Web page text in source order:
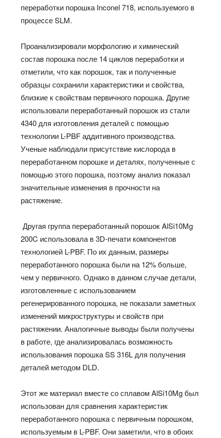
переработки порошка Inconel 718, используемого в
процессе SLM.
Проанализировали морфологию и химический
состав порошка после 14 циклов переработки и
отметили, что как порошок, так и полученные
образцы сохранили характеристики и свойства,
близкие к свойствам первичного порошка. Другие
использовали переработанный порошок из стали
4340 для изготовления деталей с помощью
технологии L-PBF аддитивного производства.
Ученые наблюдали присутствие кислорода в
переработанном порошке и деталях, полученные с
помощью этого порошка, поэтому анализ показал
значительные изменения в прочности на
растяжение.
Другая группа переработанный порошок AlSi10Mg
200C использовала в 3D-печати компонентов
технологией L-PBF. По их данным, размеры
переработанного порошка были на 12% больше,
чем у первичного. Однако в данном случае детали,
изготовленные с использованием
регенерированного порошка, не показали заметных
изменений микроструктуры и свойств при
растяжении. Аналогичные выводы были получены
в работе, где анализировалась возможность
использования порошка SS 316L для получения
деталей методом DLD.
Этот же материал вместе со сплавом AlSi10Mg был
использован для сравнения характеристик
переработанного порошка с первичным порошком,
используемым в L-PBF. Они заметили, что в обоих